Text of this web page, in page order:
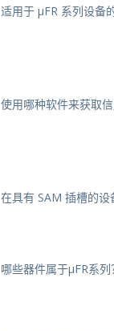
适用于 μFR 系列设备
使用哪种软件来获取
在具有 SAM 插槽的设
哪些器件属于μFR系列